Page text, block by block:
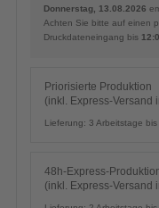
Donnerstag, 13.08.2026
Achten Sie bitte auf einen
Druckdateneingang bis
Priorisierte Produktion
(inkl. Express-Versand
Lieferung: 3 Arbeitstage bis
48h-Express-
(inkl. Express-Versand